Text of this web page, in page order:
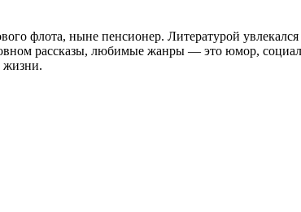
флота, ныне пенсионер. Литературой
рассказы, любимые жанры — это юмор,
жизни.